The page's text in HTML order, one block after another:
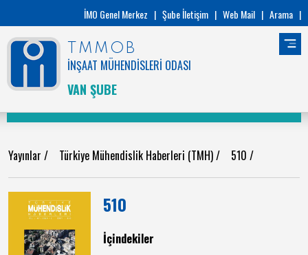
İMO Genel Merkez | Şube İletişim | Web Mail | Arama |
TMMOB
İNŞAAT MÜHENDİSLERİ ODASI
VAN ŞUBE
Yayınlar / Türkiye Mühendislik Haberleri (TMH)/ 510 /
510
İçindekiler